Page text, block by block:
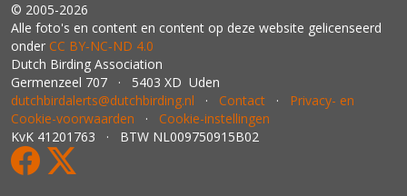
© 2005-2026
Alle foto's en content en content op deze website gelicenseerd
onder CC BY‑NC‑ND 4.0
Dutch Birding Association
Germenzeel 707 · 5403 XD Uden
dutchbirdalerts@dutchbirding.nl · Contact · Privacy- en
Cookie-voorwaarden · Cookie-instellingen
KvK 41201763 · BTW NL009750915B02